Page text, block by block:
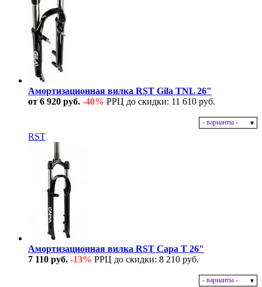
Амортизационная вилка RST Gila TNL 26"
от 6 920 руб. -40% РРЦ до скидки: 11 610 руб.
- варианты -
RST
Амортизационная вилка RST Capa T 26"
7 110 руб. -13% РРЦ до скидки: 8 210 руб.
- варианты -